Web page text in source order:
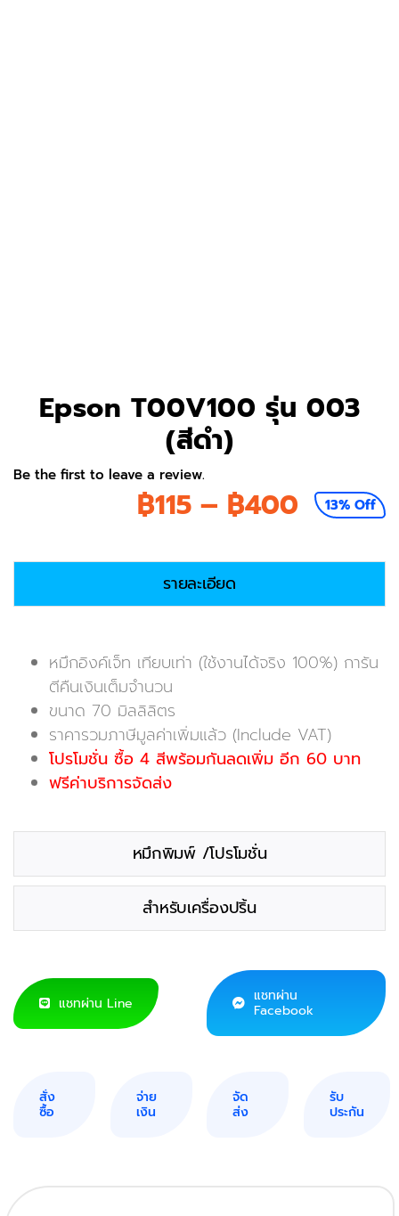
Epson T00V100 รุ่น 003
(สีดำ)
Be the first to leave a review.
฿115 – ฿400Price
฿400
13% Off
รายละเอียด
หมึกอิงค์เจ็ท เทียบเท่า (ใช้งานได้จริง 100%) การัน
ตีคืนเงินเต็มจำนวน
ขนาด 70 มิลลิลิตร
ราคารวมภาษีมูลค่าเพิ่มแล้ว (Include VAT)
โปรโมชั่น ซื้อ 4 สีพร้อมกันลดเพิ่ม อีก 60 บาท
ฟรีค่าบริการจัดส่ง
หมึกพิมพ์ /โปรโมชั่น
สำหรับเครื่องปริ้น
แชทผ่าน Line
แชทผ่าน
Facebook
สั่ง
ซื้อ
จ่าย
เงิน
จัด
ส่ง
รับ
ประกัน